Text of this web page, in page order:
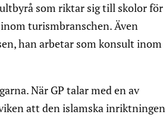
som riktar sig till skolor för
turismbranschen. Även
han arbetar som konsult inom
När GP talar med en av
att den islamska inriktningen